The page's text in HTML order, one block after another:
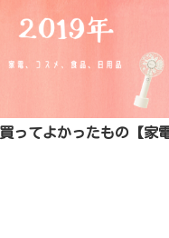
ってよかったもの【家